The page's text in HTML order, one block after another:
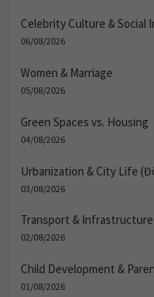
Celebrity Culture & Social
06/08/2026
Women & Marriage
05/08/2026
Green Spaces vs. Housing
04/08/2026
Urbanization & City Life
03/08/2026
Transport & Infrastructure
02/08/2026
Child Development &
01/08/2026